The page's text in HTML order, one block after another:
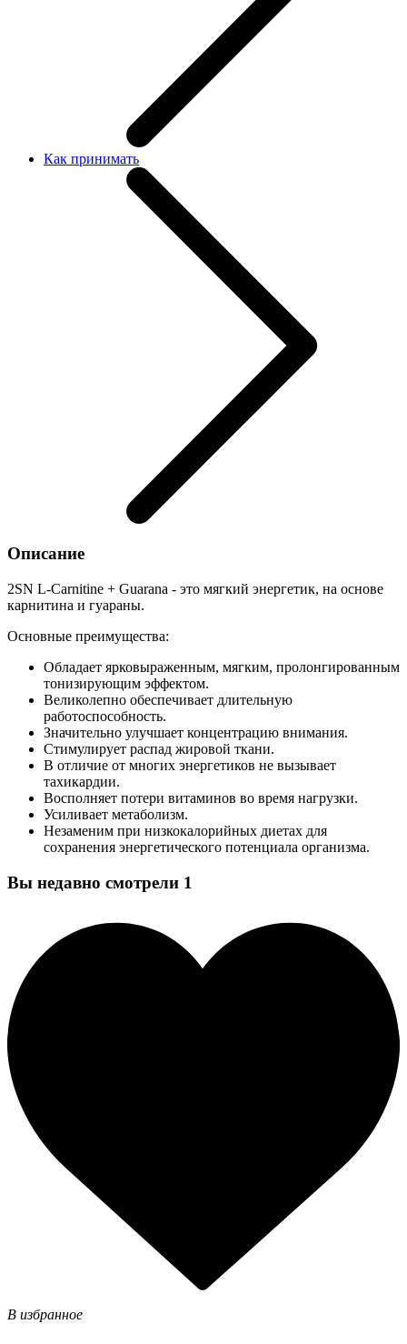
Как принимать
Описание
2SN L-Сarnitine + Guarana - это мягкий энергетик, на основе
карнитина и гуараны.
Основные преимущества:
Обладает ярковыраженным, мягким, пролонгированным
тонизирующим эффектом.
Великолепно обеспечивает длительную
работоспособность.
Значительно улучшает концентрацию внимания.
Стимулирует распад жировой ткани.
В отличие от многих энергетиков не вызывает
тахикардии.
Восполняет потери витаминов во время нагрузки.
Усиливает метаболизм.
Незаменим при низкокалорийных диетах для
сохранения энергетического потенциала организма.
Вы недавно смотрели 1
В избранное